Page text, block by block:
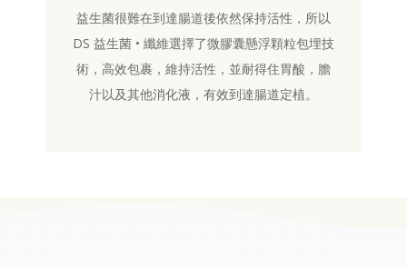
益生菌很難在到達腸道後依然保持活性，所以
DS 益生菌 • 纖維選擇了微膠囊懸浮顆粒包埋技
術，高效包裹，維持活性，並耐得住胃酸，膽
汁以及其他消化液，有效到達腸道定植。